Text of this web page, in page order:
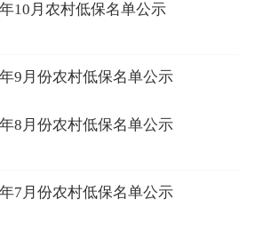
10月农村低保名单公示
9月份农村低保名单公示
8月份农村低保名单公示
7月份农村低保名单公示